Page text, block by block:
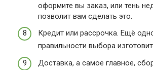
оформите вы заказ, или тень
позволит вам сделать это.
Кредит или рассрочка. Ещё
правильности выбора
Доставка, а самое главное,